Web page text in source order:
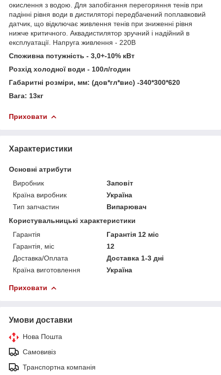
окислення з водою. Для запобігання перегоряння тенів при
падінні рівня води в дистиляторі передбачений поплавковий
датчик, що відключає живлення тенів при зниженні рівня
нижче критичного. Аквадистилятор зручний і надійний в
експлуатації. Напруга живлення - 220В
Споживна потужність - 3,0+-10% кВт
Розхід холодної води - 100л/годин
Габаритні розміри, мм: (дов*гл*вис) -340*300*620
Вага: 13кг
Приховати
Характеристики
Основні атрибути
Виробник
Заповіт
Країна виробник
Україна
Тип запчастин
Випарювач
Користувальницькі характеристики
Гарантія
Гарантія 12 міс
Гарантія, міс
12
Доставка/Оплата
Доставка 1-3 дні
Країна виготовлення
Україна
Приховати
Умови доставки
Нова Пошта
Самовивіз
Транспортна компанія